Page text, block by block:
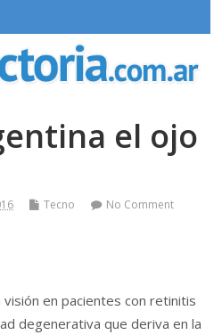
el ojo
Tecno No Comment
en pacientes con retinitis
degenerativa que deriva en la